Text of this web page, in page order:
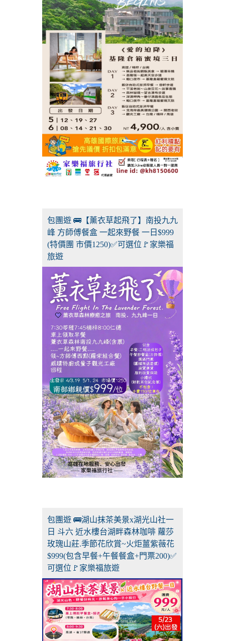
包團遊 🚌【薰衣草起飛了】南投九九
峰 方師傅餐盒 一起來野餐 一日$999
(特價團 市價1250)✅可選位🚩家樂福
旅遊
包團遊 🚌湖山抹茶美景x湖光山社一
日 斗六 近水樓台湖畔森林咖啡 蘿莎
玫瑰山莊.季節花欣賞~火炬薑紫薇花
$999(包含早餐+午餐餐盒+門票200)✅
可選位🚩家樂福旅遊